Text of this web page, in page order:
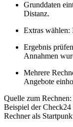
Grunddaten
Distanz.
Extras wählen:
Ergebnis
Annahmen
Mehrere
Angebote
Quelle zum
Beispiel der
Rechner als